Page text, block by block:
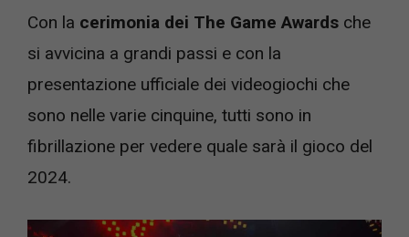
Con la cerimonia dei The Game Awards che
si avvicina a grandi passi e con la
presentazione ufficiale dei videogiochi che
sono nelle varie cinquine, tutti sono in
fibrillazione per vedere quale sarà il gioco del
2024.